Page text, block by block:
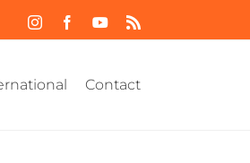
InstagramFacebookYouTube
Contact